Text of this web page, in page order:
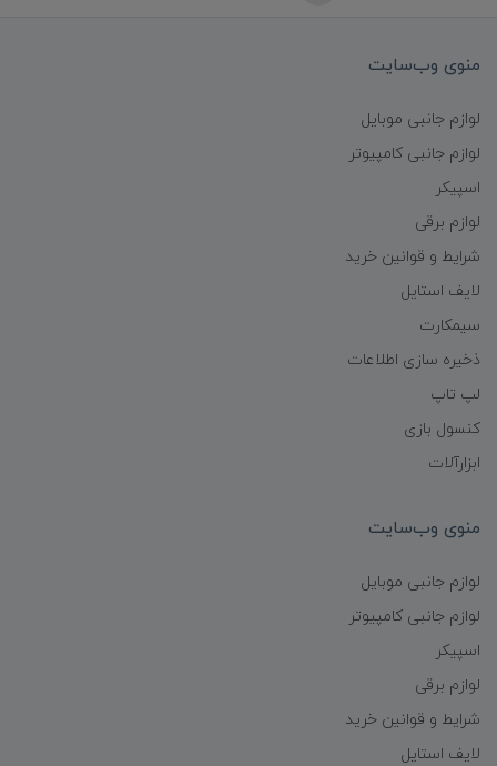
منوی وب‌سایت
لوازم جانبی موبایل
لوازم جانبی کامپیوتر
اسپیکر
لوازم برقی
شرایط و قوانین خرید
لایف استایل
سیمکارت
ذخیره سازی اطلاعات
لپ تاپ
کنسول بازی
ابزارآلات
منوی وب‌سایت
لوازم جانبی موبایل
لوازم جانبی کامپیوتر
اسپیکر
لوازم برقی
شرایط و قوانین خرید
لایف استایل